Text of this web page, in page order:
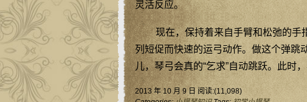
灵活反应。
现在，保持着来自手臂和松弛的手
列短促而快速的运弓动作。做这个弹跳
儿，琴弓会真的“乞求”自动跳跃。此时
2013 年 10 月 9 日 阅读:(11,098)